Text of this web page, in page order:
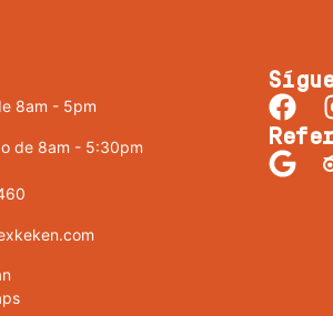
8am - 5pm
de 8am - 5:30pm